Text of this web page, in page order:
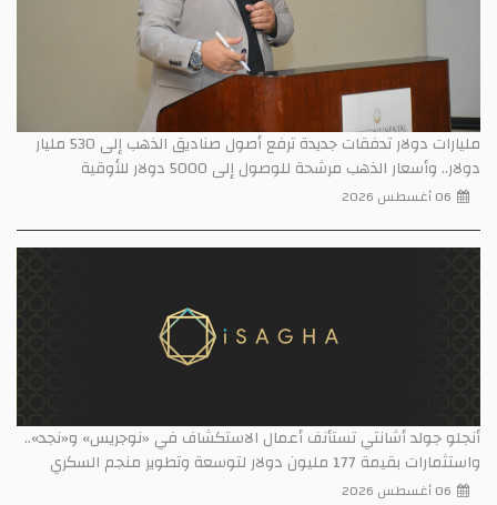
مليارات دولار تدفقات جديدة ترفع أصول صناديق الذهب إلى 530 مليار
دولار.. وأسعار الذهب مرشحة للوصول إلى 5000 دولار للأوقية
06 أغسطس 2026
أنجلو جولد أشانتي تستأنف أعمال الاستكشاف في «نوجريس» و«نجد»..
واستثمارات بقيمة 177 مليون دولار لتوسعة وتطوير منجم السكري
06 أغسطس 2026